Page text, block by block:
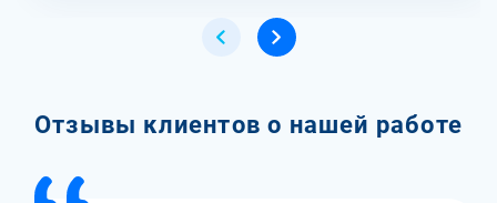
Отзывы клиентов о нашей работе